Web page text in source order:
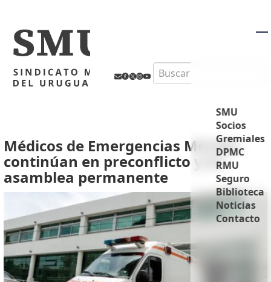
Search
SMU
Socios
Gremiales
DPMC
RMU
Seguro
Biblioteca
Noticias
Contacto
Médicos de Emergencias Móviles
continúan en preconflicto y en
asamblea permanente